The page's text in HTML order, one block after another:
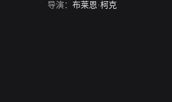
导演： 布莱恩·柯克